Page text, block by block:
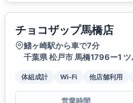
チョコザップ馬橋店
鰭ヶ崎駅から車で7分
千葉県 松戸市 馬橋1796ー1 ツ
体組成計 Wi-Fi 他店舗利用
営業時間